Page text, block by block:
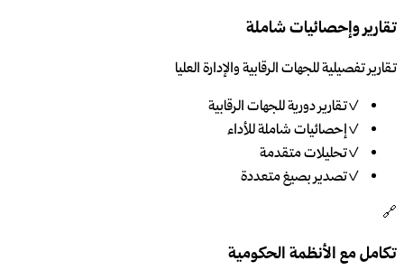
تقارير وإحصائيات شاملة
تقارير تفصيلية للجهات الرقابية والإدارة العليا
✓تقارير دورية للجهات الرقابية
✓إحصائيات شاملة للأداء
✓تحليلات متقدمة
✓تصدير بصيغ متعددة
🔗
تكامل مع الأنظمة الحكومية